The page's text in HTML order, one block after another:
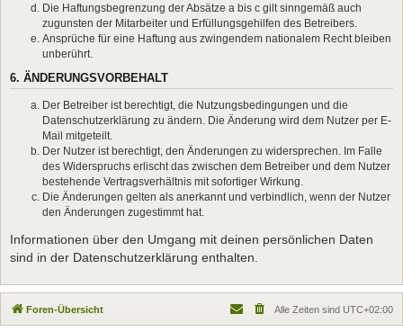
Die Haftungsbegrenzung der Absätze a bis c gilt sinngemäß auch
zugunsten der Mitarbeiter und Erfüllungsgehilfen des Betreibers.
Ansprüche für eine Haftung aus zwingendem nationalem Recht bleiben
unberührt.
6. ÄNDERUNGSVORBEHALT
Der Betreiber ist berechtigt, die Nutzungsbedingungen und die
Datenschutzerklärung zu ändern. Die Änderung wird dem Nutzer per E-
Mail mitgeteilt.
Der Nutzer ist berechtigt, den Änderungen zu widersprechen. Im Falle
des Widerspruchs erlischt das zwischen dem Betreiber und dem Nutzer
bestehende Vertragsverhältnis mit sofortiger Wirkung.
Die Änderungen gelten als anerkannt und verbindlich, wenn der Nutzer
den Änderungen zugestimmt hat.
Informationen über den Umgang mit deinen persönlichen Daten
sind in der Datenschutzerklärung enthalten.
Foren-Übersicht Alle Zeiten sind UTC+02:00